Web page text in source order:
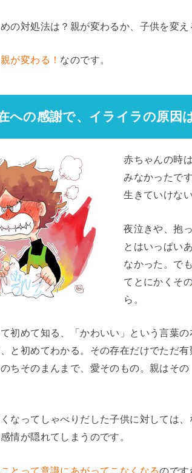
の対処法は？親が変わるか、子供を変
親が変わる！ なのです。
への感謝で、イライラの原因
赤ちゃんの時
みなかったで
生きていけな
夜泣きや、抱
とはいっぱい
なかった。で
てとにかくそ
ら。
初めて知る、「かわいい」という言葉
と初めてわかる。その存在だけでただ
ちそのまんまで、愛そのもの。親はそ
なってしゃべりだした子供に対しては
情が隠れてしまうのです。
とって意識にあがってこなくなるのです